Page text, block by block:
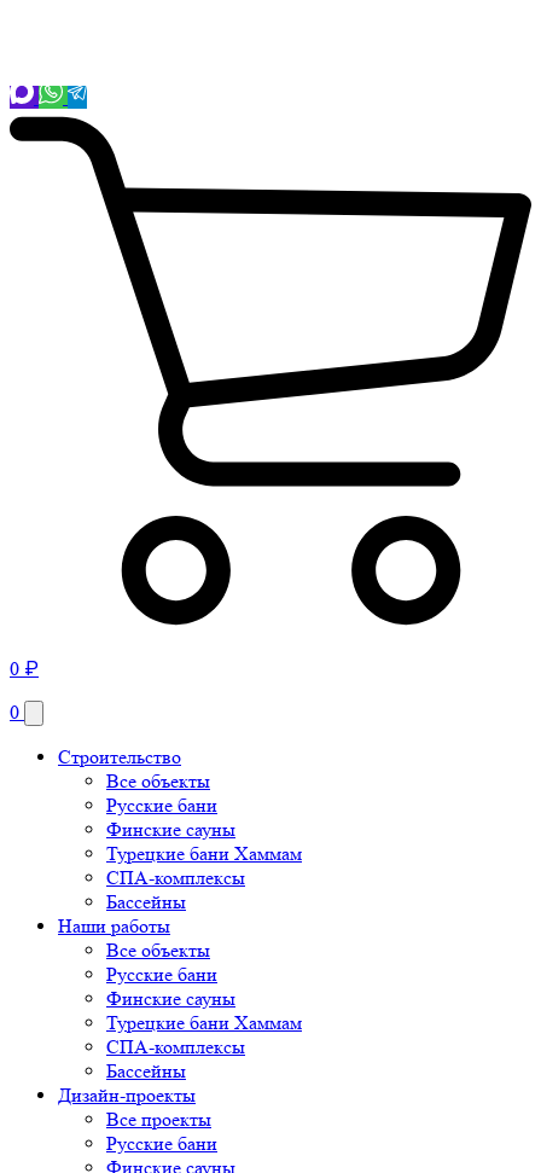
0 ₽
0
Строительство
Все объекты
Русские бани
Финские сауны
Турецкие бани Хаммам
СПА-комплексы
Бассейны
Наши работы
Все объекты
Русские бани
Финские сауны
Турецкие бани Хаммам
СПА-комплексы
Бассейны
Дизайн-проекты
Все проекты
Русские бани
Финские сауны